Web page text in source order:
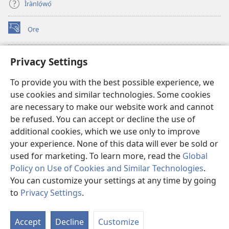
Privacy Settings
To provide you with the best possible experience, we
use cookies and similar technologies. Some cookies
are necessary to make our website work and cannot
be refused. You can accept or decline the use of
additional cookies, which we use only to improve
your experience. None of this data will ever be sold or
used for marketing. To learn more, read the Global
Policy on Use of Cookies and Similar Technologies.
You can customize your settings at any time by going
to Privacy Settings.
Accept Decline Customize
Ìrànlọ́wọ́
Ọrẹ
(opens
new
ÀKÁ ÌWÉ ORÍ ÍŃTÁNẸ́Ẹ̀TÌ TI Watchtower™
(opens
window)JW Hub
(opens
new
window)JW Library
Watchtower Library ®
Copyright© 2026 Watch Tower Bible and Tract Society of Pennsylvania.
ÀDÉHÙN LÍLO ÌKÀNNÌ